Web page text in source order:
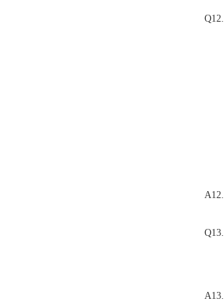
Q12.
A12.
Q13.
A13.